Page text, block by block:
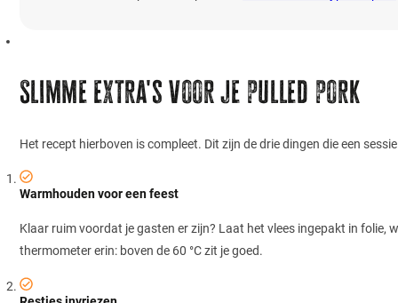
Slimme extra's voor je pulled pork
Het recept hierboven is compleet. Dit zijn de drie dingen die een
Warmhouden voor een feest
Klaar ruim voordat je gasten er zijn? Laat het vlees ingepakt in folie,
thermometer erin: boven de 60 °C zit je goed.